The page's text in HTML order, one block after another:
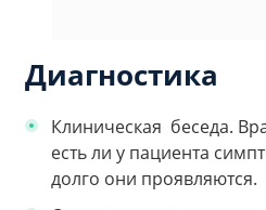
Диагностика
Клиническая беседа.
есть ли у пациента
долго они проявляются.